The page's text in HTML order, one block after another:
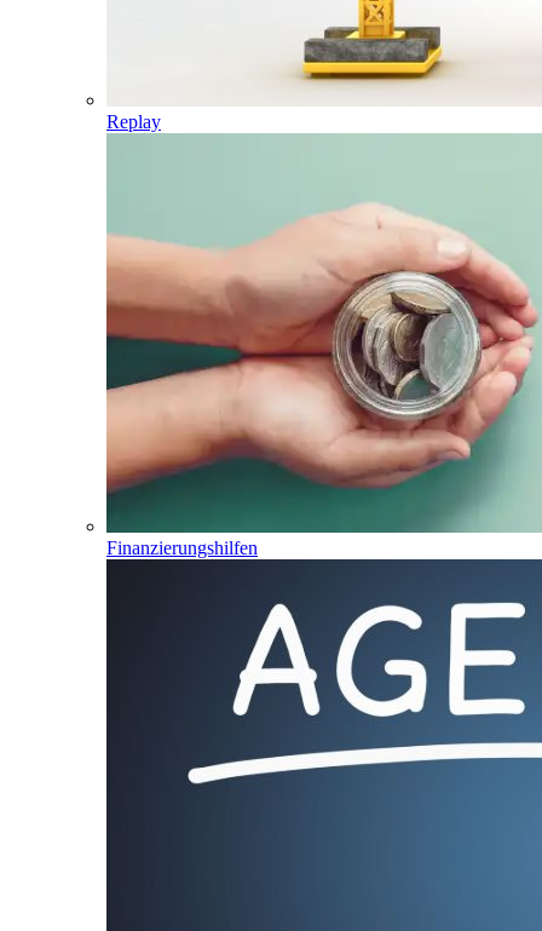
Replay
Finanzierungshilfen